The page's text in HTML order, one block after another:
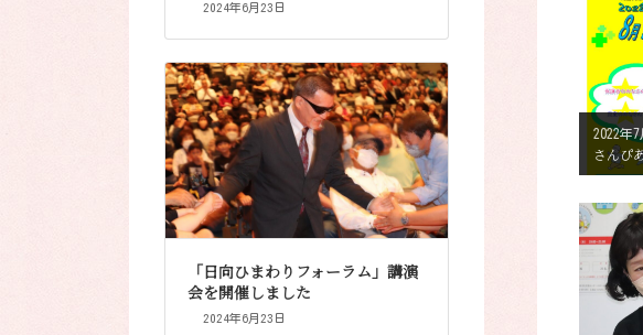
2022年
さんぴ
2024年6月23日
「日向ひまわりフォーラム」講演
会を開催しました
2024年6月23日